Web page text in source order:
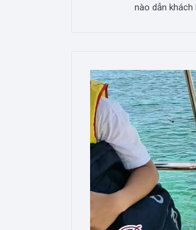
nào dẫn khách